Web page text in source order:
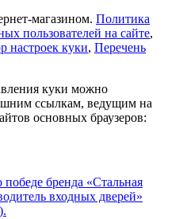
магазином. Политика
пользователей на сайте,
настроек куки, Перечень
куки можно
ссылкам, ведущим на
основных браузеров:
победе бренда «Стальная
входных дверей»